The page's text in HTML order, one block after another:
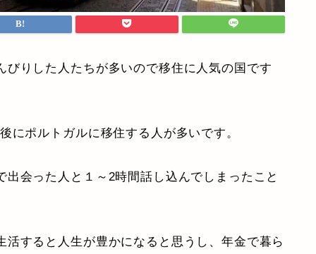
りした人たちが多いので移住に人気の国です
にポルトガルに移住する人が多いです。
会った人と１～2時間話し込んでしまったこと
すると人生が豊かになると思うし、年金で暮ら